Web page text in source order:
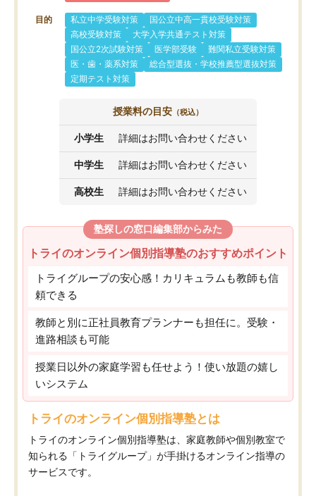
目的 私立中学受験対策
国公立中高一貫校受験対策
高校受験対策
大学入学共通テスト対策
国公立2次試験対策
医学部受験
難関私立受験対策
医・歯・薬系対策
総合型選抜・学校推薦型選抜対策
定期テスト対策
授業料の目安 （税込）
小学生 詳細はお問い合わせください
中学生 詳細はお問い合わせください
高校生 詳細はお問い合わせください
塾探しの窓口編集部からみた
トライのオンライン個別指導塾のおすすめポイント
トライグループの安心感！カリキュラムも教師も信
頼できる
教師と別に正社員教育プランナーも担任に。受験・
進路相談も可能
授業日以外の家庭学習も任せよう！使い放題の嬉し
いシステム
トライのオンライン個別指導塾とは
トライのオンライン個別指導塾は、家庭教師や個別教室で
知られる「トライグループ」が手掛けるオンライン指導の
サービスです。